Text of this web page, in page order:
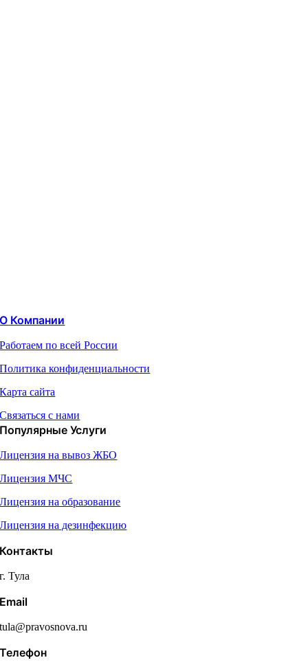
О Компании
Работаем по всей России
Политика конфиденциальности
Карта сайта
Связаться с нами
Популярные Услуги
Лицензия на вывоз ЖБО
Лицензия МЧС
Лицензия на образование
Лицензия на дезинфекцию
Контакты
г. Тула
Email
tula@pravosnova.ru
Телефон